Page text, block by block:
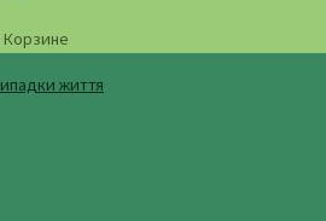
Корзине